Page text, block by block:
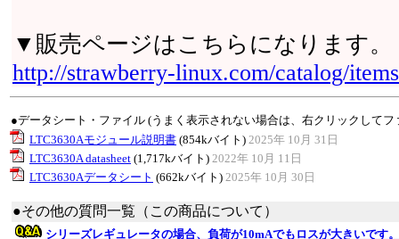
▼販売ページはこちらになります。
http://strawberry-linux.com/catalog/
●データシート・ファイル (うまく表示されない場合は、右クリックして
LTC3630Aモジュール説明書 (854kバイト) 2025年 10月 31日
LTC3630A datasheet (1,717kバイト) 2022年 10月 11日
LTC3630Aデータシート (662kバイト) 2025年 10月 30日
●その他の質問一覧（この商品について）
シリーズレギュレータの場合、負荷が10mAでもロスが大きいです。